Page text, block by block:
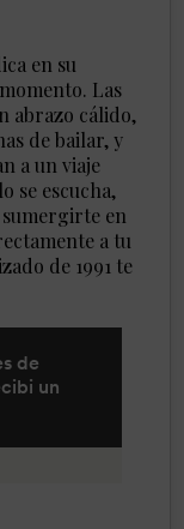
en su
Las
abrazo cálido,
de bailar, y
a un viaje
se escucha,
en
a tu
de 1991 te